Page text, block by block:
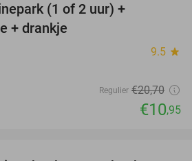
(1 of 2 uur) +
+ drankje
9.5 star
Regulier €20,70
€10,95